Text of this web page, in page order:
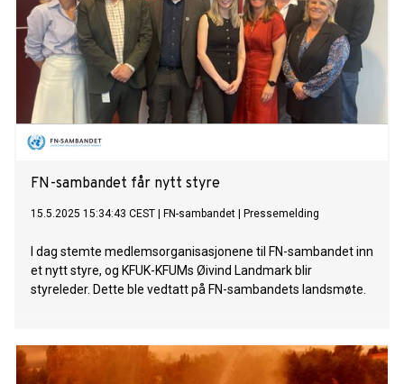
FN-sambandet får nytt styre
15.5.2025 15:34:43 CEST FN-sambandet Pressemelding
I dag stemte medlemsorganisasjonene til FN-sambandet inn
et nytt styre, og KFUK-KFUMs Øivind Landmark blir
styreleder. Dette ble vedtatt på FN-sambandets landsmøte.